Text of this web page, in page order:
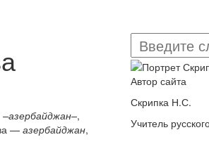
–азербайджан–,
— азербайджан,
Автор сайта
Скрипка Н.С.
Учитель